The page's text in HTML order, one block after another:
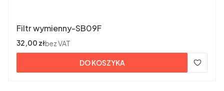
Filtr wymienny-SB09F
Cena
32,00 złbez VAT
DO KOSZYKA